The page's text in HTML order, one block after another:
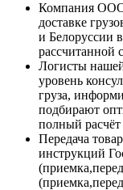
Компания ООО
доставке
и Белоруссии
рассчитанной
Логисты
уровень
груза,
подбирают
полный расчёт
Передача
инструкций